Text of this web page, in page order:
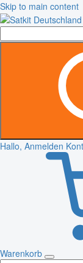
Skip to main content
Hallo, Anmelden
Warenkorb